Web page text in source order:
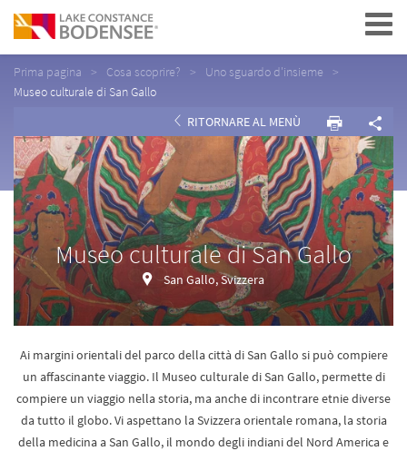
Navigation
Prima pagina Cosa scoprire?
Uno sguardo d'insieme
Museo culturale di San Gallo
RITORNARE AL MENÙ
Museo culturale di San Gallo
San Gallo, Svizzera
Ai margini orientali del parco della città di San Gallo si può compiere
un affascinante viaggio. Il Museo culturale di San Gallo, permette di
compiere un viaggio nella storia, ma anche di incontrare etnie diverse
da tutto il globo. Vi aspettano la Svizzera orientale romana, la storia
della medicina a San Gallo, il mondo degli indiani del Nord America e